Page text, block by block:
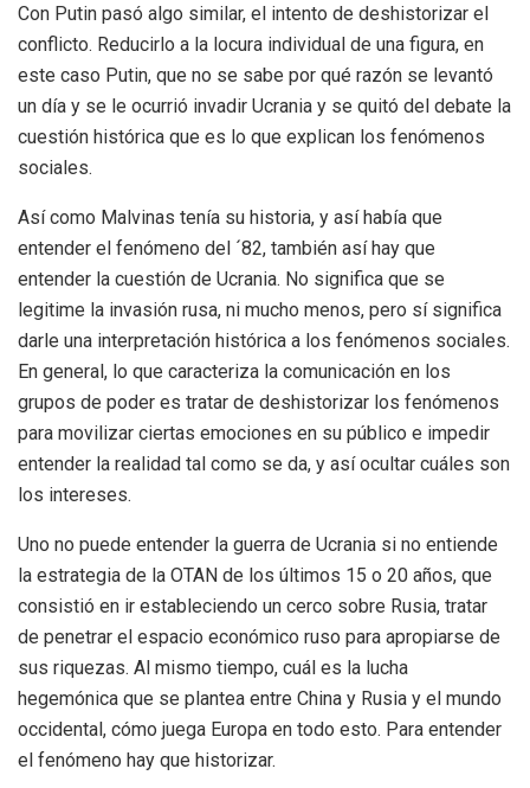
Con Putin pasó algo similar, el intento de deshistorizar el
conflicto. Reducirlo a la locura individual de una figura, en
este caso Putin, que no se sabe por qué razón se levantó
un día y se le ocurrió invadir Ucrania y se quitó del debate la
cuestión histórica que es lo que explican los fenómenos
sociales.
Así como Malvinas tenía su historia, y así había que
entender el fenómeno del ´82, también así hay que
entender la cuestión de Ucrania. No significa que se
legitime la invasión rusa, ni mucho menos, pero sí significa
darle una interpretación histórica a los fenómenos sociales.
En general, lo que caracteriza la comunicación en los
grupos de poder es tratar de deshistorizar los fenómenos
para movilizar ciertas emociones en su público e impedir
entender la realidad tal como se da, y así ocultar cuáles son
los intereses.
Uno no puede entender la guerra de Ucrania si no entiende
la estrategia de la OTAN de los últimos 15 o 20 años, que
consistió en ir estableciendo un cerco sobre Rusia, tratar
de penetrar el espacio económico ruso para apropiarse de
sus riquezas. Al mismo tiempo, cuál es la lucha
hegemónica que se plantea entre China y Rusia y el mundo
occidental, cómo juega Europa en todo esto. Para entender
el fenómeno hay que historizar.